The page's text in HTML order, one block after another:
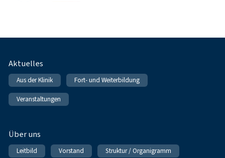
Fußnavigation
Aktuelles
Aus der Klinik Fort- und Weiterbildung
Veranstaltungen
Über uns
Leitbild Vorstand Struktur / Organigramm